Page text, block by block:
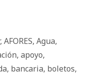
, AFORES, Agua,
, apoyo,
, bancaria, boletos,